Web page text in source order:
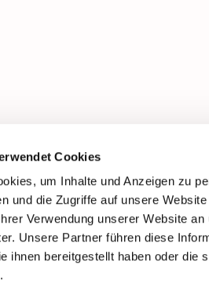
Cookies
um Inhalte und Anzeigen zu
und die Zugriffe auf unsere
Verwendung unserer Website
Unsere Partner führen diese
ihnen bereitgestellt haben oder die